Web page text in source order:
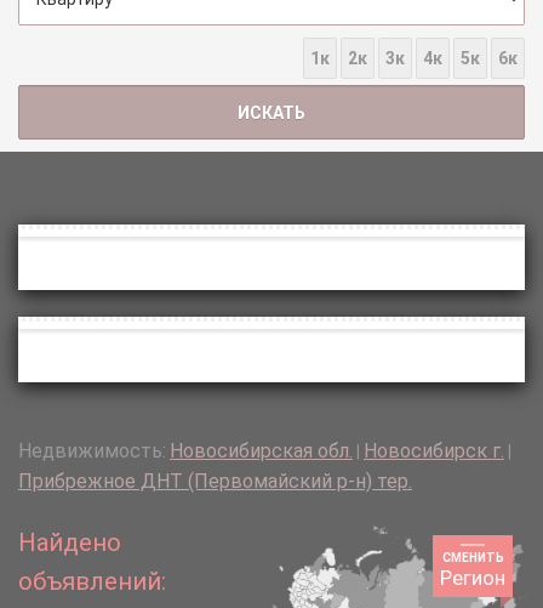
1к 2к 3к 4к 5к 6к
Недвижимость: Новосибирская обл. Новосибирск г.
Прибрежное ДНТ (Первомайский р-н) тер.
СМЕНИТЬ
Регион
Найдено
объявлений: